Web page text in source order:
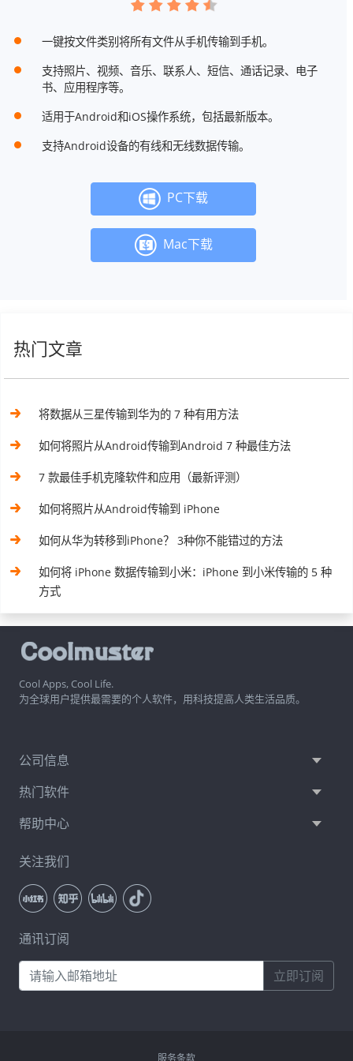
一键按文件类别将所有文件从手机传输到手机。
支持照片、视频、音乐、联系人、短信、通话记录、电子
书、应用程序等。
适用于Android和iOS操作系统，包括最新版本。
支持Android设备的有线和无线数据传输。
PC下载
Mac下载
热门文章
将数据从三星传输到华为的 7 种有用方法
如何将照片从Android传输到Android 7 种最佳方法
7 款最佳手机克隆软件和应用（最新评测）
如何将照片从Android传输到 iPhone
如何从华为转移到iPhone？ 3种你不能错过的方法
如何将 iPhone 数据传输到小米：iPhone 到小米传输的 5 种
方式
Cool Apps, Cool Life.
为全球用户提供最需要的个人软件，用科技提高人类生活品质。
公司信息
热门软件
帮助中心
关注我们
通讯订阅
立即订阅